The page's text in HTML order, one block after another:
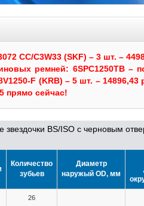
CC/C3W33 (SKF) – 3 шт. –
ремней: 6SPC1250TB –
F (KRB) – 5 шт. –
прямо сейчас!
звездочки BS/ISO с черновым
Количество
зубьев
Диаметр
наружый OD, мм
26